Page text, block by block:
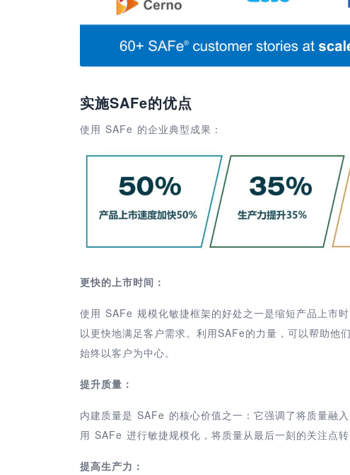
实施SAFe的优点
使用 SAFe 的企业典型成果：
更快的上市时间：
使用 SAFe 规模化敏捷框架的好处之一是缩短产品上市
以更快地满足客户需求。利用SAFe的力量，可以帮助他
始终以客户为中心。
提升质量：
内建质量是 SAFe 的核心价值之一：它强调了将质量融
用 SAFe 进行敏捷规模化，将质量从最后一刻的关注点
提高生产力：